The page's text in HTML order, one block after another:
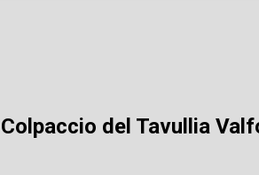
del Tavullia